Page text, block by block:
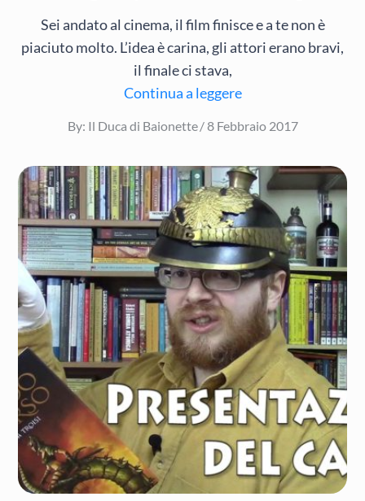
Sei andato al cinema, il film finisce e a te non è
piaciuto molto. L’idea è carina, gli attori erano bravi,
il finale ci stava,
Continua a leggere
By: Il Duca di Baionette
Posted
8 Febbraio 2017